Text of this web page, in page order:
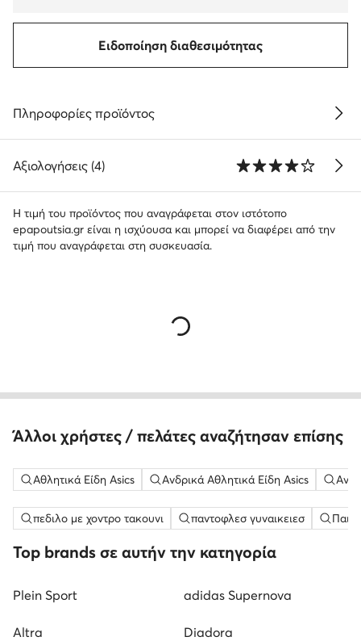
Ειδοποίηση διαθεσιμότητας
Πληροφορίες προϊόντος
Αξιολογήσεις (4)
Η τιμή του προϊόντος που αναγράφεται στον ιστότοπο
epapoutsia.gr είναι η ισχύουσα και μπορεί να διαφέρει από την
τιμή που αναγράφεται στη συσκευασία.
Άλλοι χρήστες / πελάτες αναζήτησαν επίσης
Αθλητικά Είδη Asics Ανδρικά Αθλητικά Είδη Asics
πεδιλο με χοντρο τακουνι παντοφλεσ γυναικειεσ
Top brands σε αυτήν την κατηγορία
Plein Sport adidas Supernova
Altra Diadora